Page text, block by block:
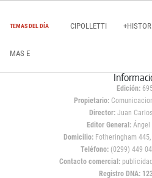
TEMAS DEL DÍA CIPOLLETTI
MAS E
Edición:
Propietario:
Director: Juan
Editor General:Ángel
Domicilio:Fotheringham 445,
Teléfono: (0299) 449
Contacto comercial:
Registro DNA: